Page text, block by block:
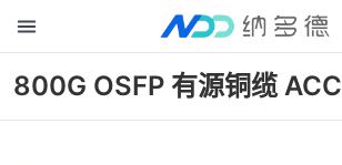
800G OSFP 有源铜缆 ACC